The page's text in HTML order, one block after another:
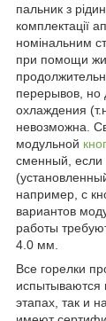
пальник з
комплектації
номінальним
при помощи
перерывов, но
охлаждения
невозможна.
модульной
сменный, если
например, с
вариантов
работы
4.0 мм.
Все горелки
испытываются
этапах, так и